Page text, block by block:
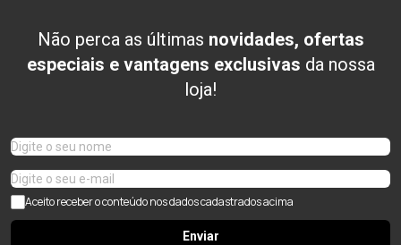
Não perca as últimas novidades, ofertas
especiais e vantagens exclusivas da nossa
loja!
Aceito receber o conteúdo nos dados cadastrados acima
Enviar